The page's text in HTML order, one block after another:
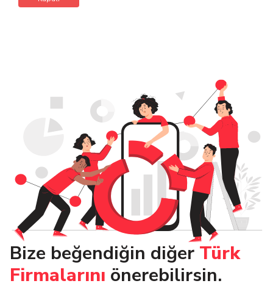
Bize beğendiğin diğer Türk
Firmalarını önerebilirsin.